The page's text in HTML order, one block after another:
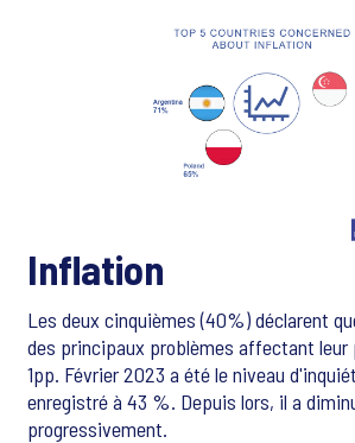
Inflation
Les deux cinquièmes (40%) déclarent
des principaux problèmes affectant leur
1pp. Février 2023 a été le niveau
enregistré à 43 %. Depuis lors, il a
progressivement.